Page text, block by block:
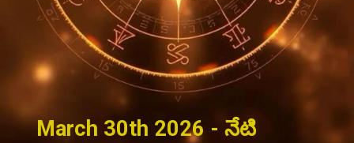
March 30th 2026 - నేటి